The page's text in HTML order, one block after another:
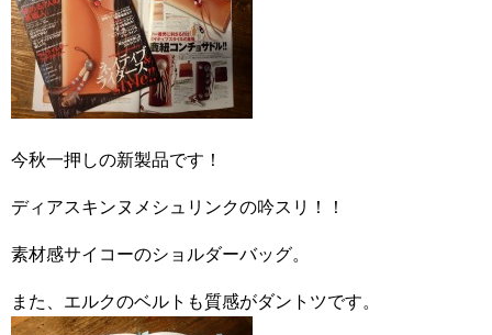
今秋一押しの新製品です！
ディアスキンヌメシュリンクの吟スリ！！
素材感サイコーのショルダーバッグ。
また、エルクのベルトも質感がダントツです。